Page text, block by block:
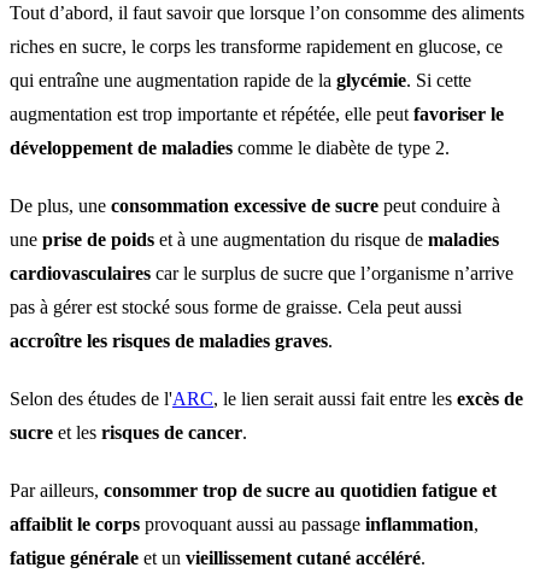
Tout d’abord, il faut savoir que lorsque l’on consomme des aliments
riches en sucre, le corps les transforme rapidement en glucose, ce
qui entraîne une augmentation rapide de la glycémie. Si cette
augmentation est trop importante et répétée, elle peut favoriser le
développement de maladies comme le diabète de type 2.
De plus, une consommation excessive de sucre peut conduire à
une prise de poids et à une augmentation du risque de maladies
cardiovasculaires car le surplus de sucre que l’organisme n’arrive
pas à gérer est stocké sous forme de graisse. Cela peut aussi
accroître les risques de maladies graves.
Selon des études de l'ARC, le lien serait aussi fait entre les excès de
sucre et les risques de cancer.
Par ailleurs, consommer trop de sucre au quotidien fatigue et
affaiblit le corps provoquant aussi au passage inflammation,
fatigue générale et un vieillissement cutané accéléré.